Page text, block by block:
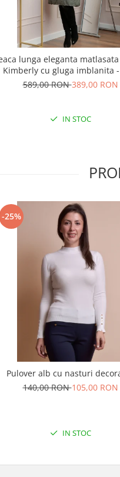
lunga eleganta
Kimberly cu gluga imblanita -
589,00 RON389,00 RON
IN STOC
-25%
Pulover alb cu nasturi
140,00 RON105,00 RON
IN STOC